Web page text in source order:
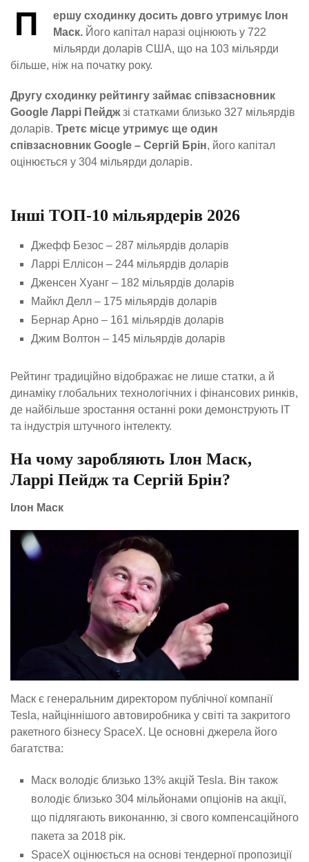
П
ершу сходинку досить довго утримує Ілон
Маск. Його капітал наразі оцінюють у 722
мільярди доларів США, що на 103 мільярди
більше, ніж на початку року.
Другу сходинку рейтингу займає співзасновник
Google Ларрі Пейджзі статками близько 327 мільярдів
доларів. Третє місце утримує ще один
співзасновник Google – Сергій Брін, його капітал
оцінюється у 304 мільярди доларів.
Інші ТОП-10 мільярдерів 2026
Джефф Безос – 287 мільярдів доларів
Ларрі Еллісон – 244 мільярдів доларів
Дженсен Хуанг – 182 мільярдів доларів
Майкл Делл – 175 мільярдів доларів
Бернар Арно – 161 мільярдів доларів
Джим Волтон – 145 мільярдів доларів
Рейтинг традиційно відображає не лише статки, а й
динаміку глобальних технологічних і фінансових ринків,
де найбільше зростання останні роки демонструють IT
та індустрія штучного інтелекту.
На чому заробляють Ілон Маск,
Ларрі Пейдж та Сергій Брін?
Ілон Маск
Маск є генеральним директором публічної компанії
Tesla, найціннішого автовиробника у світі та закритого
ракетного бізнесу SpaceX. Це основні джерела його
багатства:
Маск володіє близько 13% акцій Tesla. Він також
володіє близько 304 мільйонами опціонів на акції,
що підлягають виконанню, зі свого компенсаційного
пакета за 2018 рік.
SpaceX оцінюється на основі тендерної пропозиції